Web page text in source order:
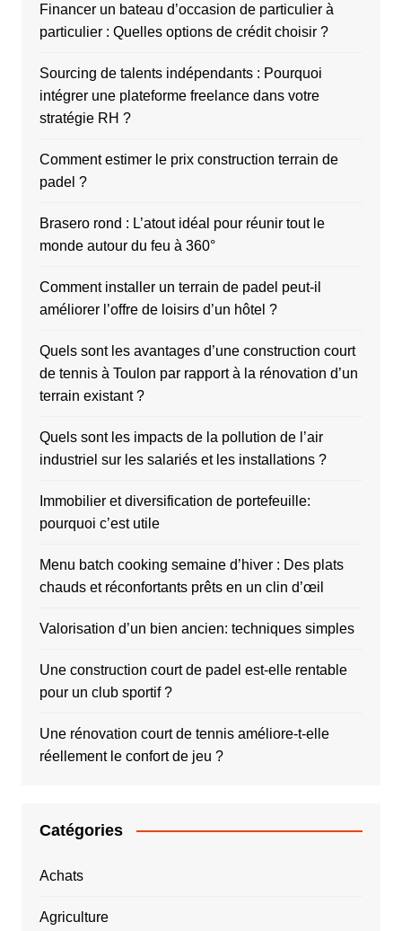
Financer un bateau d’occasion de particulier à
particulier : Quelles options de crédit choisir ?
Sourcing de talents indépendants : Pourquoi
intégrer une plateforme freelance dans votre
stratégie RH ?
Comment estimer le prix construction terrain de
padel ?
Brasero rond : L’atout idéal pour réunir tout le
monde autour du feu à 360°
Comment installer un terrain de padel peut-il
améliorer l’offre de loisirs d’un hôtel ?
Quels sont les avantages d’une construction court
de tennis à Toulon par rapport à la rénovation d’un
terrain existant ?
Quels sont les impacts de la pollution de l’air
industriel sur les salariés et les installations ?
Immobilier et diversification de portefeuille:
pourquoi c’est utile
Menu batch cooking semaine d’hiver : Des plats
chauds et réconfortants prêts en un clin d’œil
Valorisation d’un bien ancien: techniques simples
Une construction court de padel est-elle rentable
pour un club sportif ?
Une rénovation court de tennis améliore-t-elle
réellement le confort de jeu ?
Catégories
Achats
Agriculture